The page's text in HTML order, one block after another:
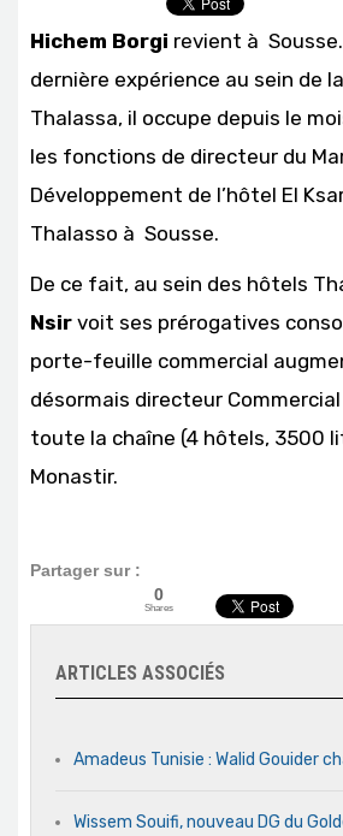
Hichem Borgi revient à
dernière expérience au sein de
Thalassa, il occupe depuis le
les fonctions de directeur du
Développement de l’hôtel El
Thalasso à Sousse.
De ce fait, au sein des hôtels
Nsir voit ses prérogatives
porte-feuille commercial
désormais directeur
toute la chaîne (4 hôtels, 3500
Monastir.
Partager sur :
0
Shares
ARTICLES ASSOCIÉS
Amadeus Tunisie : Walid Gouider
Wissem Souifi, nouveau DG du